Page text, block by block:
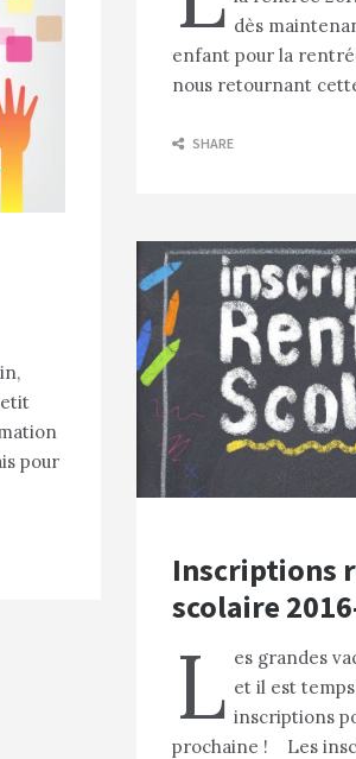
dès
enfant pour la
nous retournant
SHARE
pour
Inscriptions
scolaire
L es grandes
et il est
inscriptions
prochaine ! Les